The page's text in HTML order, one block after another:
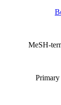
MeSH-
Primary